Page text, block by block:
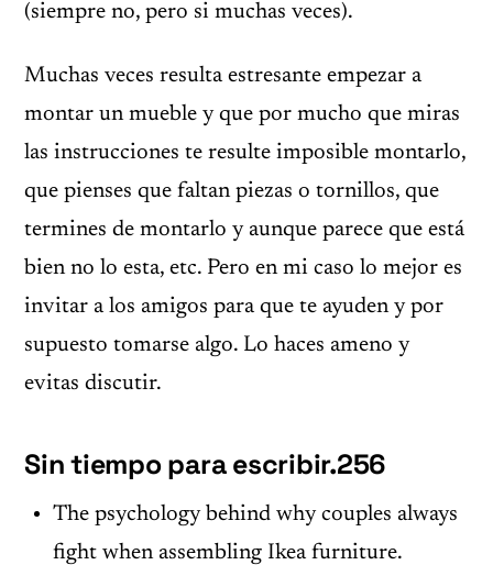
(siempre no, pero si muchas veces).
Muchas veces resulta estresante empezar a
montar un mueble y que por mucho que miras
las instrucciones te resulte imposible montarlo,
que pienses que faltan piezas o tornillos, que
termines de montarlo y aunque parece que está
bien no lo esta, etc. Pero en mi caso lo mejor es
invitar a los amigos para que te ayuden y por
supuesto tomarse algo. Lo haces ameno y
evitas discutir.
Sin tiempo para escribir.256
The psychology behind why couples always
fight when assembling Ikea furniture.